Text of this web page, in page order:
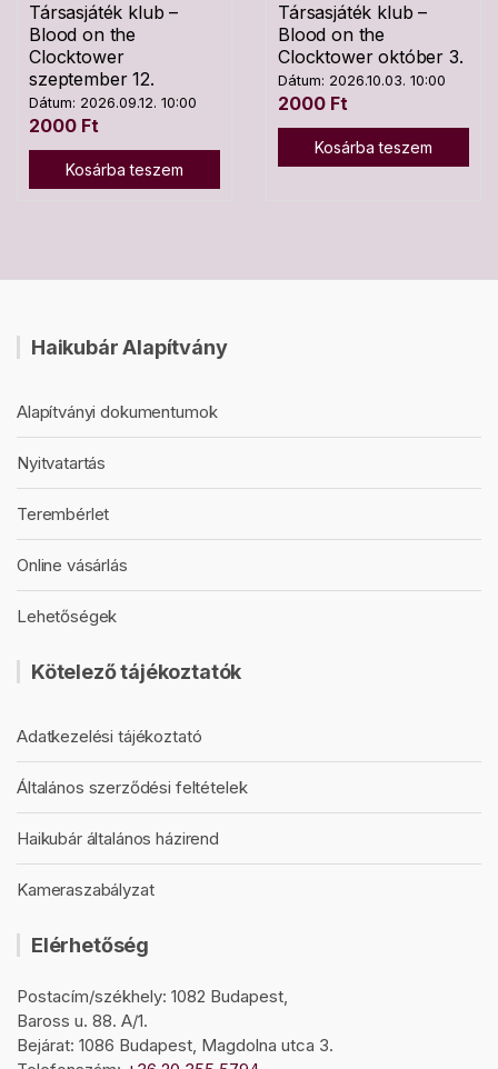
Társasjáték klub –
Blood on the
Clocktower
szeptember 12.
Dátum: 2026.09.12. 10:00
2000 Ft
Kosárba teszem
Társasjáték klub –
Blood on the
Clocktower október 3.
Dátum: 2026.10.03. 10:00
2000 Ft
Kosárba teszem
Haikubár Alapítvány
Alapítványi dokumentumok
Nyitvatartás
Terembérlet
Online vásárlás
Lehetőségek
Kötelező tájékoztatók
Adatkezelési tájékoztató
Általános szerződési feltételek
Haikubár általános házirend
Kameraszabályzat
Elérhetőség
Postacím/székhely: 1082 Budapest,
Baross u. 88. A/1.
Bejárat: 1086 Budapest, Magdolna utca 3.